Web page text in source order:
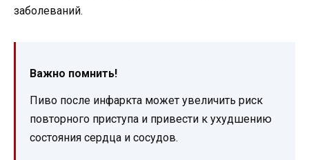
заболеваний.
Важно помнить!
Пиво после инфаркта может увеличить риск
повторного приступа и привести к ухудшению
состояния сердца и сосудов.